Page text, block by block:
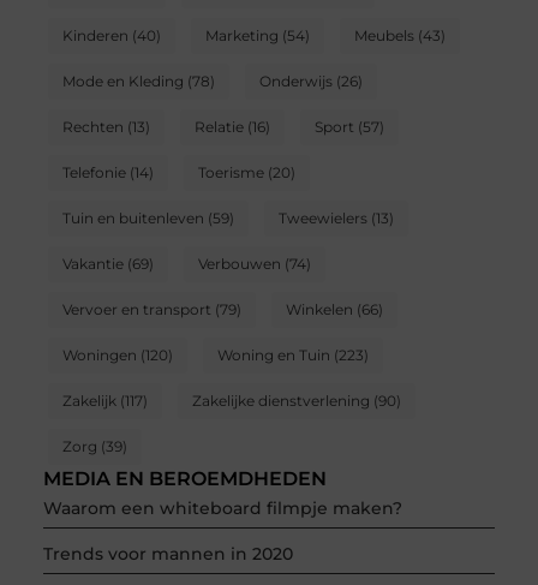
Kinderen (40) Marketing (54) Meubels(43)
Mode en Kleding (78) Onderwijs(26)
Rechten (13) Relatie(16) Sport (57)
Telefonie(14) Toerisme(20)
Tuin en buitenleven (59) Tweewielers(13)
Vakantie(69) Verbouwen (74)
Vervoer en transport (79) Winkelen (66)
Woningen (120) Woning en Tuin (223)
Zakelijk (117) Zakelijke dienstverlening (90)
Zorg (39)
MEDIA EN BEROEMDHEDEN
Waarom een whiteboard filmpje maken?
Trends voor mannen in 2020